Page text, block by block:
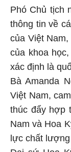
Phó Chủ tịch
thông tin về
của Việt
của khoa
xác định là
Bà Amanda
Việt Nam,
thúc đẩy hợp
Nam và Hoa
lực chất lượng